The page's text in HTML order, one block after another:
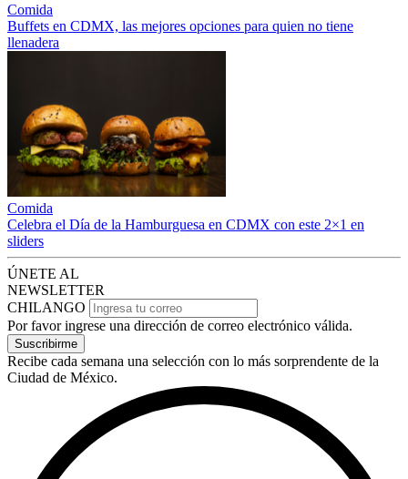
Comida
Buffets en CDMX, las mejores opciones para quien no tiene
llenadera
Comida
Celebra el Día de la Hamburguesa en CDMX con este 2×1 en
sliders
ÚNETE AL
NEWSLETTER
CHILANGO
Por favor ingrese una dirección de correo electrónico válida.
Suscribirme
Recibe cada semana una selección con lo más sorprendente de la
Ciudad de México.